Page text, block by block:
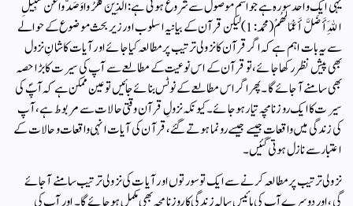
یہی ایک واحد سورہ ہے جو اسم موصول سے شروع ہوئی ہے:الَّذِينَ كَفَرُوا وَصَدُّوا عَن سَبِيلِ
اللَهِ أَضَلَّ أَعْمَالَهُمْ (محمد:1)لیکن قرآن کے بیانیہ اسلوب اور زیر بحث موضوع کے حوالے
سے یہ بات اہم ہے کہ اگر قرآن کا نزولی ترتیب پر مطالعہ کیا جائے اور آیات کا شانِ نزول
بھی پیش نظر رکھا جائے، تو قرآن کے اس نوعیت کے مطالعے سے آپ کی سیرت کا بڑا حصہ
بھی سامنے آجائے گا۔ پھر اگر اس مطالعے کے نوٹس بنائے جائیں تو عین ممکن ہے کہ آپؐ کی
سیرت کا ایک روزنامچہ تیار ہو جائے۔ کیونکہ نزولِ قرآن وقتی حالات سے مربوط ہے، آپ
کی زندگی میں واقعات جیسے جیسے رونما ہوتے گئے، قرآن کی آیات انہی واقعات و حالات کے
اعتبار سے نازل ہوتی گئیں۔
نزولی ترتیب پر مطالعہ کرنے سے ایک تو سورتوں اور آیات کی نزولی ترتیب سامنے آجائے